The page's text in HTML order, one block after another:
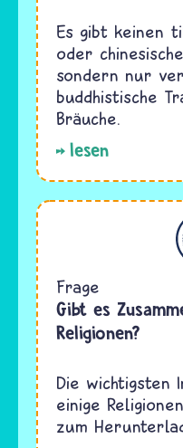
Es gibt keinen
oder
sondern nur
buddhistische
Bräuche.
lesen
Allgemein
Frage
Gibt es
Religionen?
Die wichtigsten
einige
zum